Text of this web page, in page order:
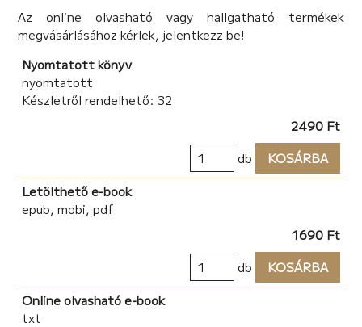
Az online olvasható vagy hallgatható termékek
megvásárlásához kérlek, jelentkezz be!
Nyomtatott könyv
nyomtatott
Készletről rendelhető: 32
2490 Ft
db
KOSÁRBA
Letölthető e-book
epub, mobi, pdf
1690 Ft
db
KOSÁRBA
Online olvasható e-book
txt